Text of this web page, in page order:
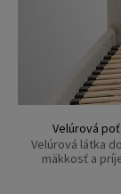
Velúrová
Velúrová látka
mäkkosť a